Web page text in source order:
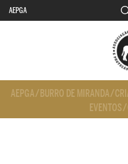
AEPGA
AEPGA/ BURRO DE MIRANDA/
EVENTOS/